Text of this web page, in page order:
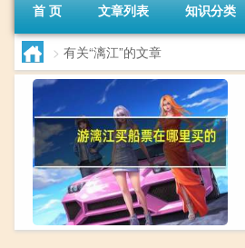
首 页 文章列表 知识分类
> 有关“漓江”的文章